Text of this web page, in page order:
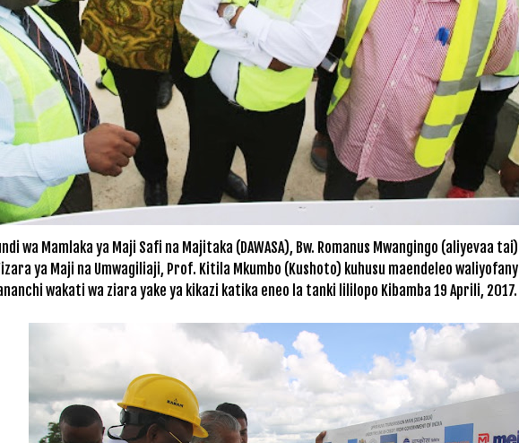
wa Mamlaka ya Maji Safi na Majitaka (DAWASA), Bw. Romanus Mwangingo (aliyevaa tai)
ya Maji na Umwagiliaji, Prof. Kitila Mkumbo (Kushoto) kuhusu maendeleo
wakati wa ziara yake ya kikazi katika eneo la tanki lililopo Kibamba 19 Aprili, 2017.